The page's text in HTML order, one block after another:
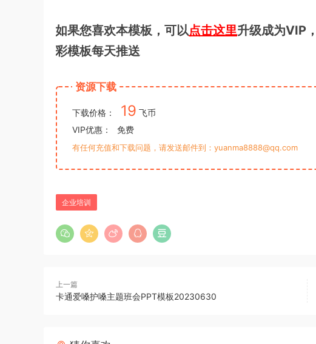
如果您喜欢本模板，可以点击这里升级成为VIP
彩模板每天推送
资源下载
下载价格： 19 飞币
VIP优惠：
免费
有任何充值和下载问题，请发送邮件到：yuanma8888@qq.com
企业培训
上一篇
卡通爱嗓护嗓主题班会PPT模板20230630